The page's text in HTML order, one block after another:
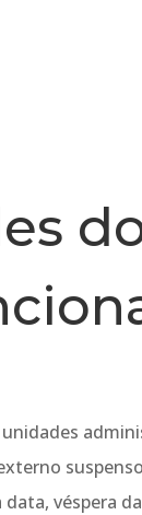
unidades
véspera